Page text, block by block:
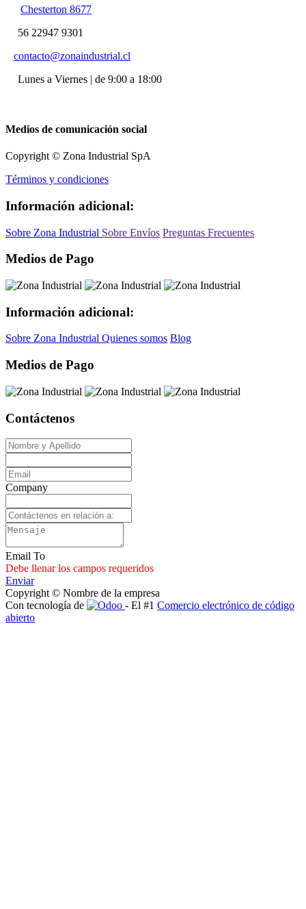
Chesterton 8677
56 22947 9301
contacto@zonaindustrial.cl
Lunes a Viernes | de 9:00 a 18:00
Medios de comunicación social
Copyright © Zona Industrial SpA
Términos y condiciones
Información adicional:
Sobre Zona Industrial Sobre Envíos Preguntas Frecuentes
Medios de Pago
Información adicional:
Sobre Zona Industrial Quienes somos Blog
Medios de Pago
Contáctenos
Company
Email To
Debe llenar los campos requeridos
Enviar
Copyright © Nombre de la empresa
Con tecnología de
- El #1 Comercio electrónico de código
abierto